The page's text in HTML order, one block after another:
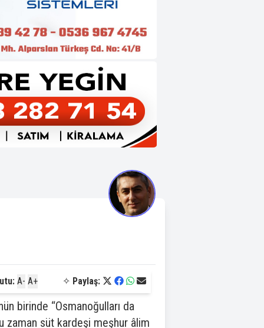
A- A+ ✧ Paylaş:
birinde “Osmanoğulları da
zaman süt kardeşi meşhur âlim